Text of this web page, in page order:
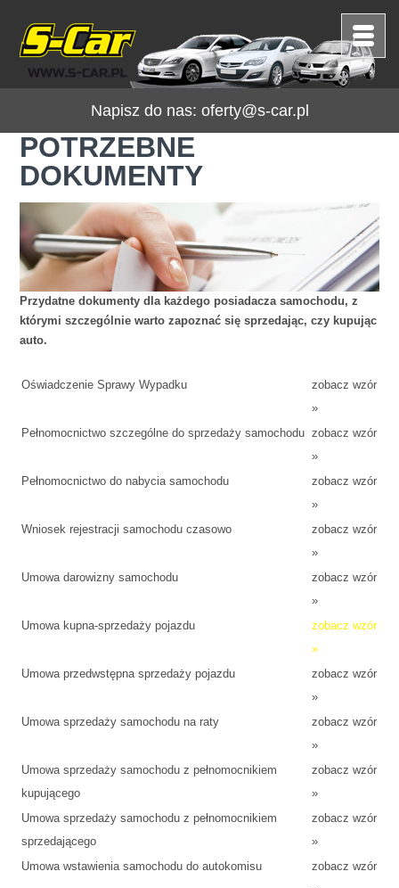
Napisz do nas: oferty@s-car.pl
POTRZEBNE
DOKUMENTY
Przydatne dokumenty dla każdego posiadacza samochodu, z
którymi szczególnie warto zapoznać się sprzedając, czy kupując
auto.
Oświadczenie Sprawy Wypadku
zobacz wzór
»
Pełnomocnictwo szczególne do sprzedaży samochodu zobacz wzór
»
Pełnomocnictwo do nabycia samochodu
zobacz wzór
»
Wniosek rejestracji samochodu czasowo
zobacz wzór
»
Umowa darowizny samochodu
zobacz wzór
»
Umowa kupna-sprzedaży pojazdu
zobacz wzór
»
Umowa przedwstępna sprzedaży pojazdu
zobacz wzór
»
Umowa sprzedaży samochodu na raty
zobacz wzór
»
Umowa sprzedaży samochodu z pełnomocnikiem
kupującego
zobacz wzór
»
Umowa sprzedaży samochodu z pełnomocnikiem
sprzedającego
zobacz wzór
»
Umowa wstawienia samochodu do autokomisu
zobacz wzór